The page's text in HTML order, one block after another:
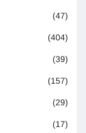
(47)
(404)
(39)
(157)
(29)
(17)